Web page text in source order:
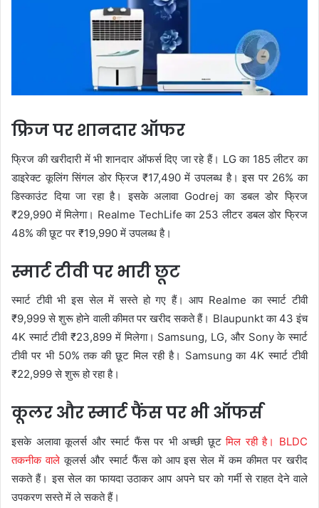
फ्रिज पर शानदार ऑफर
फ्रिज की खरीदारी में भी शानदार ऑफर्स दिए जा रहे हैं। LG का 185 लीटर का
डाइरेक्ट कूलिंग सिंगल डोर फ्रिज ₹17,490 में उपलब्ध है। इस पर 26% का
डिस्काउंट दिया जा रहा है। इसके अलावा Godrej का डबल डोर फ्रिज
₹29,990 में मिलेगा। Realme TechLife का 253 लीटर डबल डोर फ्रिज
48% की छूट पर ₹19,990 में उपलब्ध है।
स्मार्ट टीवी पर भारी छूट
स्मार्ट टीवी भी इस सेल में सस्ते हो गए हैं। आप Realme का स्मार्ट टीवी
₹9,999 से शुरू होने वाली कीमत पर खरीद सकते हैं। Blaupunkt का 43 इंच
4K स्मार्ट टीवी ₹23,899 में मिलेगा। Samsung, LG, और Sony के स्मार्ट
टीवी पर भी 50% तक की छूट मिल रही है। Samsung का 4K स्मार्ट टीवी
₹22,999 से शुरू हो रहा है।
कूलर और स्मार्ट फैंस पर भी ऑफर्स
इसके अलावा कूलर्स और स्मार्ट फैंस पर भी अच्छी छूटमिल रही है। BLDC
तकनीक वालेकूलर्स और स्मार्ट फैंस को आप इस सेल में कम कीमत पर खरीद
सकते हैं। इस सेल का फायदा उठाकर आप अपने घर को गर्मी से राहत देने वाले
उपकरण सस्ते में ले सकते हैं।